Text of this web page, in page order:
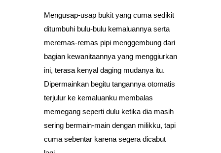
Mengusap-usap bukit yang cuma sedikit
ditumbuhi bulu-bulu kemaluannya serta
meremas-remas pipi menggembung dari
bagian kewanitaannya yang menggiurkan
ini, terasa kenyal daging mudanya itu.
Dipermainkan begitu tangannya otomatis
terjulur ke kemaluanku membalas
memegang seperti dulu ketika dia masih
sering bermain-main dengan milikku, tapi
cuma sebentar karena segera dicabut